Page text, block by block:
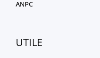
ANPC
UTILE